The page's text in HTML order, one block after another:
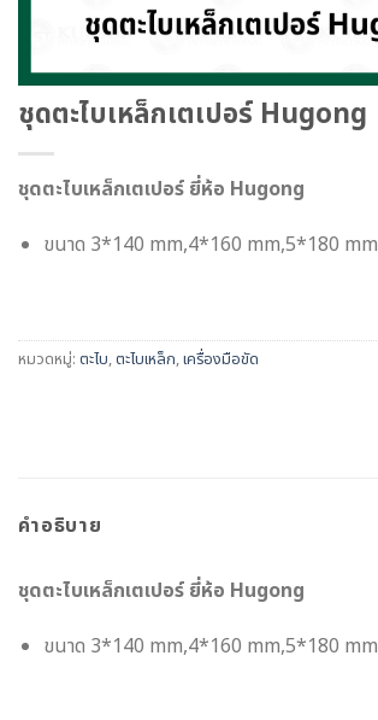
ชุดตะไบเหล็กเตเปอร์ Hugong
ชุดตะไบเหล็กเตเปอร์ ยี่ห้อ Hugong
ขนาด 3*140 mm,4*160 mm,5*180 mm
หมวดหมู่: ตะไบ,ตะไบเหล็ก,เครื่องมือขัด
คำอธิบาย
ชุดตะไบเหล็กเตเปอร์ ยี่ห้อ Hugong
ขนาด 3*140 mm,4*160 mm,5*180 mm